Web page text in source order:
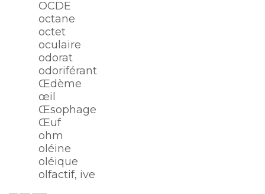
OCDE
octane
octet
oculaire
odorat
odoriférant
Œdème
œil
Œsophage
Œuf
ohm
oléine
oléique
olfactif, ive